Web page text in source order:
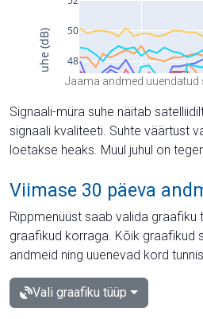
Jaama andmed uuendatud
Signaali-müra suhe näitab
signaali kvaliteeti. Suhte väärtust
loetakse heaks. Muul juhul on
Viimase 30 päeva
Rippmenüüst saab valida graafiku
graafikud korraga. Kõik graafikud
andmeid ning uuenevad kord tunnis.
Vali graafiku tüüp